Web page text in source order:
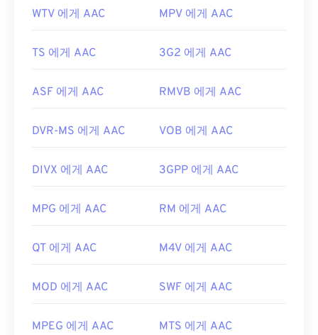
WTV 에게 AAC MPV 에게 AAC
TS 에게 AAC 3G2 에게 AAC
ASF 에게 AAC RMVB 에게 AAC
DVR-MS 에게 AAC VOB 에게 AAC
DIVX 에게 AAC 3GPP 에게 AAC
MPG 에게 AAC RM 에게 AAC
QT 에게 AAC M4V 에게 AAC
MOD 에게 AAC SWF 에게 AAC
MPEG 에게 AAC MTS 에게 AAC